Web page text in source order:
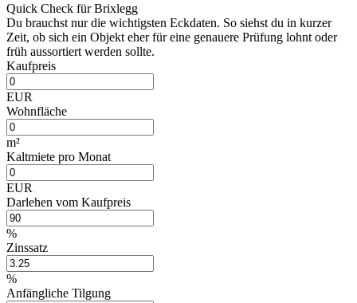
Quick Check für Brixlegg
Du brauchst nur die wichtigsten Eckdaten. So siehst du in kurzer
Zeit, ob sich ein Objekt eher für eine genauere Prüfung lohnt oder
früh aussortiert werden sollte.
Kaufpreis
EUR
Wohnfläche
m²
Kaltmiete pro Monat
EUR
Darlehen vom Kaufpreis
%
Zinssatz
%
Anfängliche Tilgung